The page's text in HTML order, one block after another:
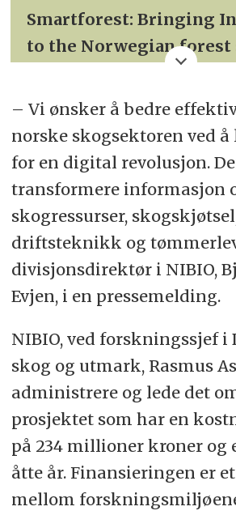
Smartforest: Bringing
to the Norwegian forest
Vertsinstitusjon:
Norsk institutt for
(NIBIO)
Forskningspartnerne:
NMBU og Universitet i
er det med tre
forskningspartnere:
Forest (Sverige),
(Canada) og RIF Institute
and Transfer (Tyskland).
Næringspartnere:
Norges Skogeierforbund,
Glommen-Mjøsen Skog,
Norskog, Statskog,
– Vi ønsker å bedre
norske skogsektoren ved
for en digital revolusjon.
transformere informasjon
skogressurser,
driftsteknikk og
divisjonsdirektør i NIBIO,
Evjen, i en pressemelding.
NIBIO, ved forskningssjef i
skog og utmark, Rasmus
administrere og lede det
prosjektet som har en
på 234 millioner kroner og
åtte år. Finansieringen er
mellom